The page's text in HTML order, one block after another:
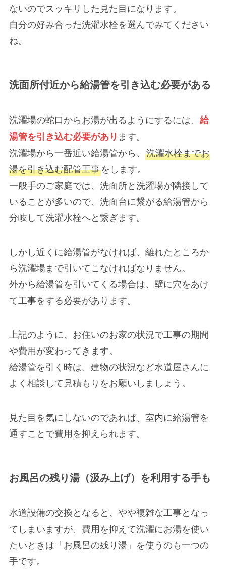
ないのでスッキリした見た目になります。
自分の好み合った洗濯水栓を選んでみてください
ね。
洗面所付近から給湯管を引き込む必要がある
洗濯場の蛇口からお湯が出るようにするには、 給
湯管を引き込む必要があり ます。
洗濯場から一番近い給湯管から、 洗濯水栓までお
湯を引き込む配管工事をします。
一般手のご家庭では、洗面所と洗濯場が隣接して
いることが多いので、洗面台に繋がる給湯管から
分岐して洗濯水栓へと繋ぎます。
しかし近くに給湯管がなければ、離れたところか
ら洗濯場まで引いてこなければなりません。
外から給湯管を引いてくる場合は、壁に穴をあけ
て工事をする必要があります。
上記のように、お住いのお家の状況で工事の期間
や費用が変わってきます。
給湯管を引く時は、 建物の状況など水道屋さんに
よく相談して見積もりをお願いしましょう。
見た目を気にしないのであれば、室内に給湯管を
通すことで費用を抑えられます。
お風呂の残り湯（汲み上げ）を利用する手も
水道設備の交換となると、やや複雑な工事となっ
てしまいますが、費用を抑えて洗濯にお湯を使い
たいときは「お風呂の残り湯」を使うのも一つの
手です。